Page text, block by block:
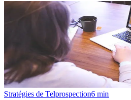
Stratégies de Telprospection6 min